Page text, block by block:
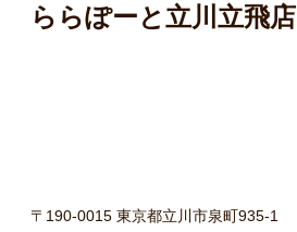
ららぽーと立川立飛店
〒190-0015 東京都立川市泉町935-1